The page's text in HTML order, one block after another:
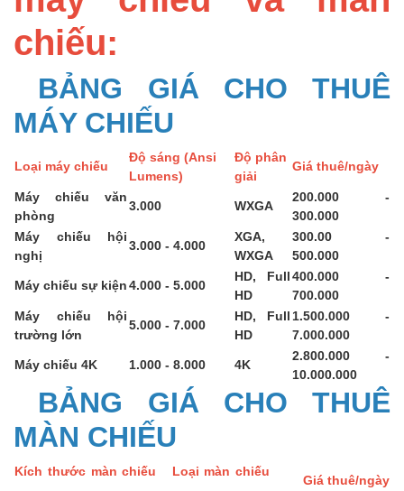
chiếu:
BẢNG GIÁ CHO THUÊ
MÁY CHIẾU
Loại máy chiếu
Độ sáng (Ansi
Lumens)
Độ phân
giải
Giá thuê/ngày
Máy chiếu văn
phòng
3.000 WXGA
200.000 -
300.000
Máy chiếu hội
nghị
3.000 - 4.000
XGA,
WXGA
300.00 -
500.000
Máy chiếu sự kiện4.000 - 5.000
HD, Full
HD
400.000 -
700.000
Máy chiếu hội
trường lớn
5.000 - 7.000
HD, Full
HD
1.500.000 -
7.000.000
Máy chiếu 4K
1.000 - 8.000 4K
2.800.000 -
10.000.000
BẢNG GIÁ CHO THUÊ
MÀN CHIẾU
Kích thước màn chiếu Loại màn chiếu
Giá thuê/ngày